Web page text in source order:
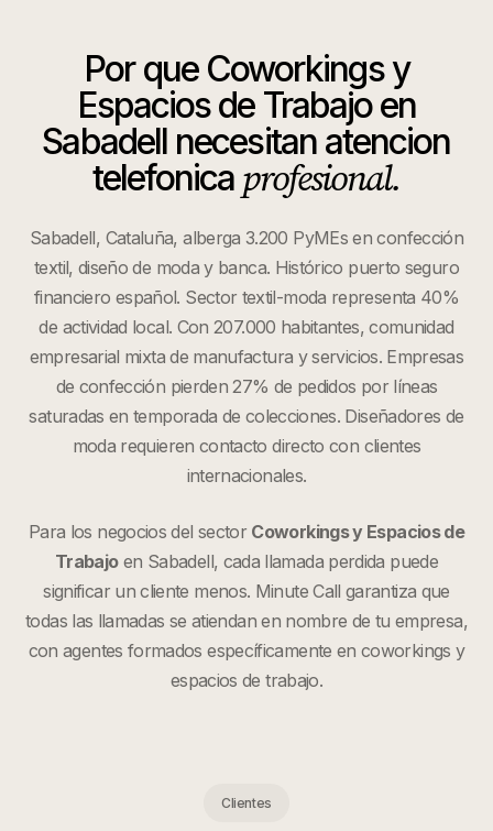
Por que Coworkings y
Espacios de Trabajoen
Sabadell necesitan atencion
telefonica profesional.
Sabadell, Cataluña, alberga 3.200 PyMEs en confección
textil, diseño de moda y banca. Histórico puerto seguro
financiero español. Sector textil-moda representa 40%
de actividad local. Con 207.000 habitantes, comunidad
empresarial mixta de manufactura y servicios. Empresas
de confección pierden 27% de pedidos por líneas
saturadas en temporada de colecciones. Diseñadores de
moda requieren contacto directo con clientes
internacionales.
Para los negocios del sector Coworkings y Espacios de
Trabajoen Sabadell, cada llamada perdida puede
significar un cliente menos. Minute Call garantiza que
todas las llamadas se atiendan en nombre de tu empresa,
con agentes formados específicamente encoworkings y
espacios de trabajo.
Clientes